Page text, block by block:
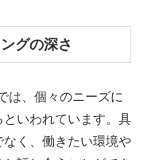
グの深さ
は、個々のニーズに
いわれています。具
く、働きたい環境や